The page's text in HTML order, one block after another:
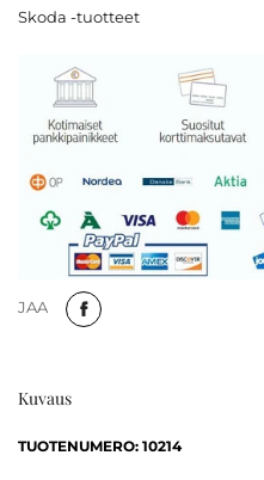
Skoda -tuotteet
JAA
Kuvaus
TUOTENUMERO: 10214